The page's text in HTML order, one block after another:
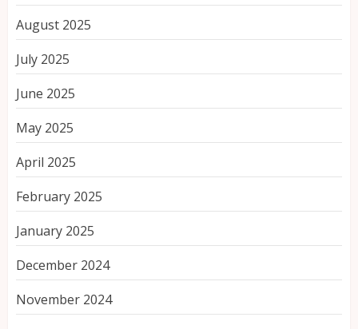
August 2025
July 2025
June 2025
May 2025
April 2025
February 2025
January 2025
December 2024
November 2024